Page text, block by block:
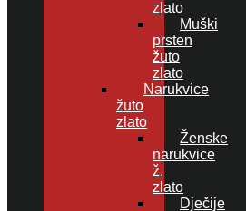
zlato
Muški
prsten
žuto
zlato
Narukvice
žuto
zlato
Ženske
narukvice
ž.
zlato
Dječije